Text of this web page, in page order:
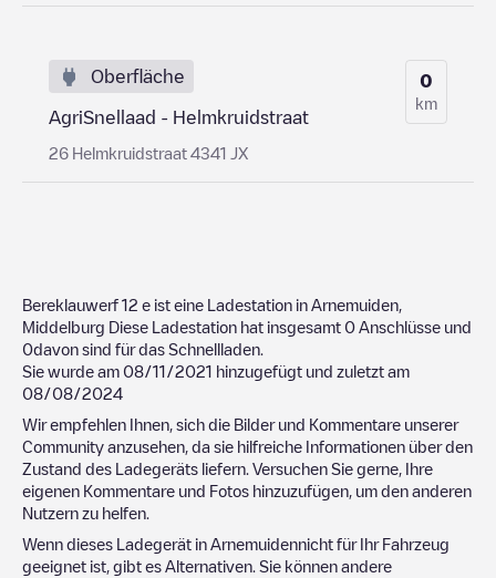
Oberfläche
AgriSnellaad - Helmkruidstraat
26 Helmkruidstraat 4341 JX
0
km
Bereklauwerf 12 e ist eine Ladestation in Arnemuiden
Middelburg Diese Ladestation hat insgesamt 0 Anschlüsse und
0davon sind für das Schnellladen.
Sie wurde am 08/11/2021 hinzugefügt und zuletzt am
08/08/2024
Wir empfehlen Ihnen, sich die Bilder und Kommentare unserer
Community anzusehen, da sie hilfreiche Informationen über den
Zustand des Ladegeräts liefern. Versuchen Sie gerne, Ihre
eigenen Kommentare und Fotos hinzuzufügen, um den anderen
Nutzern zu helfen.
Wenn dieses Ladegerät in Arnemuidennicht für Ihr Fahrzeug
geeignet ist, gibt es Alternativen. Sie können andere